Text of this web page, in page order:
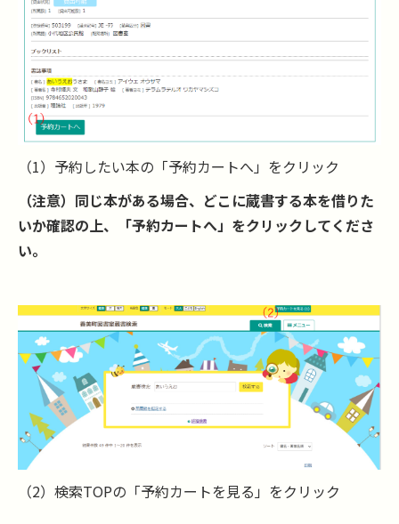
（1）予約したい本の「予約カートへ」をクリック
（注意）同じ本がある場合、どこに蔵書する本を借りた
いか確認の上、「予約カートへ」をクリックしてくださ
い。
（2）検索TOPの「予約カートを見る」をクリック